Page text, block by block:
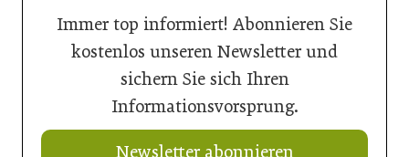
Immer top informiert! Abonnieren Sie
kostenlos unseren Newsletter und
sichern Sie sich Ihren
Informationsvorsprung.
Newsletter abonnieren